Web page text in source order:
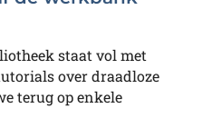
staat vol met
over draadloze
terug op enkele